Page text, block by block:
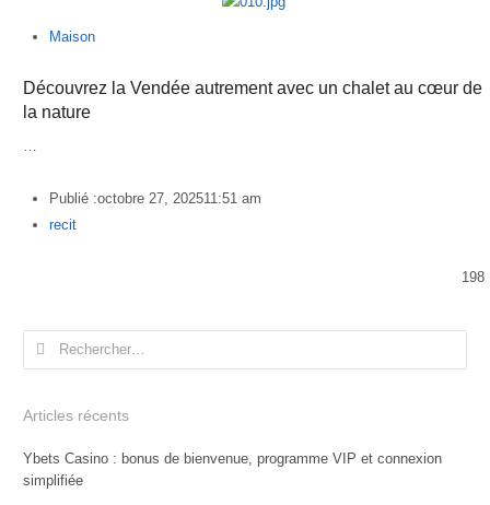
Maison
Découvrez la Vendée autrement avec un chalet au cœur de
la nature
Publié :octobre 27, 202511:51 am
Author
recit
198
Rechercher :
Articles récents
Ybets Casino : bonus de bienvenue, programme VIP et connexion
simplifiée